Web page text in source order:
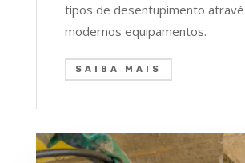
tipos de desentupimento
modernos equipamentos.
SAIBA MAIS